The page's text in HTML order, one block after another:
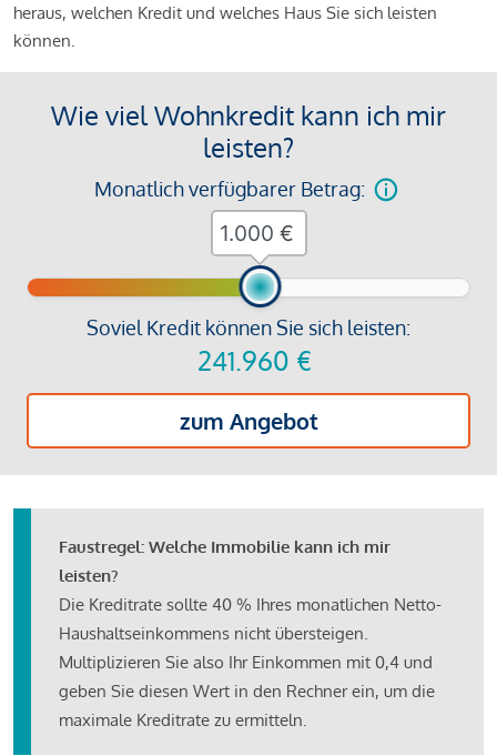
heraus, welchen Kredit und welches Haus Sie sich leisten
können.
Wie viel Wohnkredit kann ich mir
leisten?
Monatlich verfügbarer Betrag:
Soviel Kredit können Sie sich leisten:
241.960 €
zum Angebot
€
Faustregel: Welche Immobilie kann ich mir
leisten?
Die Kreditrate sollte 40 % Ihres monatlichen Netto-
Haushaltseinkommens nicht übersteigen.
Multiplizieren Sie also Ihr Einkommen mit 0,4 und
geben Sie diesen Wert in den Rechner ein, um die
maximale Kreditrate zu ermitteln.